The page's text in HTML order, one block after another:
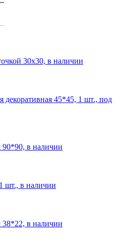
30х30, в наличии
декоративная 45*45, 1 шт., под
90*90, в наличии
шт., в наличии
38*22, в наличии